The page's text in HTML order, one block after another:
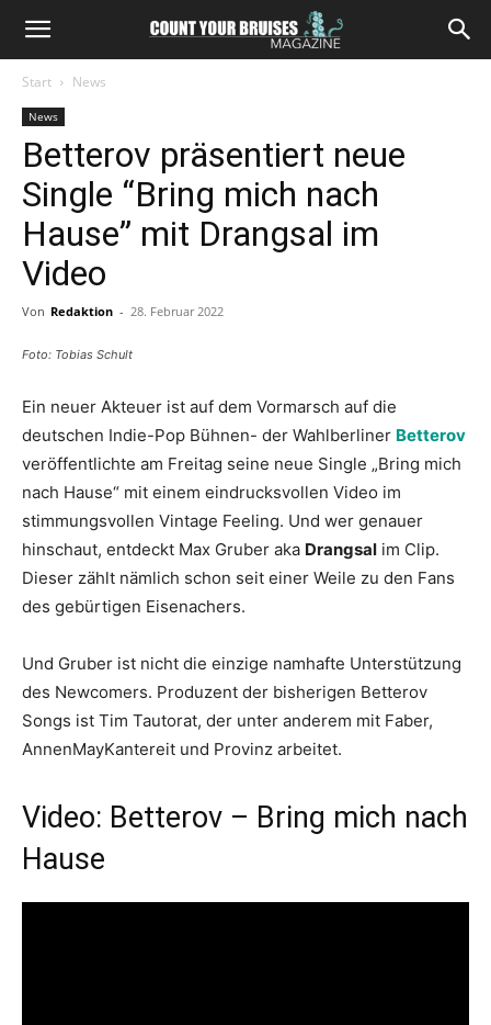
Start News
News
Betterov präsentiert neue
Single “Bring mich nach
Hause” mit Drangsal im
Video
Von Redaktion - 28. Februar 2022
Foto: Tobias Schult
Ein neuer Akteuer ist auf dem Vormarsch auf die
deutschen Indie-Pop Bühnen- der Wahlberliner Betterov
veröffentlichte am Freitag seine neue Single „Bring mich
nach Hause“ mit einem eindrucksvollen Video im
stimmungsvollen Vintage Feeling. Und wer genauer
hinschaut, entdeckt Max Gruber aka Drangsal im Clip.
Dieser zählt nämlich schon seit einer Weile zu den Fans
des gebürtigen Eisenachers.
Und Gruber ist nicht die einzige namhafte Unterstützung
des Newcomers. Produzent der bisherigen Betterov
Songs ist Tim Tautorat, der unter anderem mit Faber,
AnnenMayKantereit und Provinz arbeitet.
Video: Betterov – Bring mich nach
Hause